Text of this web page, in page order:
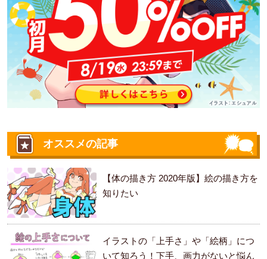
オススメの記事
【体の描き方 2020年版】絵の描き方を
知りたい
イラストの「上手さ」や「絵柄」につ
いて知ろう！下手、画力がないと悩ん